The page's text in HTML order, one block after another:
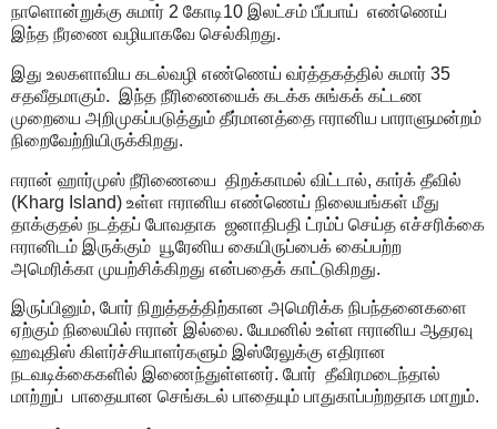
நாளொன்றுக்கு சுமார் 2 கோடி10 இலட்சம் பீப்பாய் எண்ணெய்
இந்த நீரணை வழியாகவே செல்கிறது.
இது உலகளாவிய கடல்வழி எண்ணெய் வர்த்தகத்தில் சுமார் 35
சதவீதமாகும். இந்த நீரிணையைக் கடக்க சுங்கக் கட்டண
முறையை அறிமுகப்படுத்தும் தீர்மானத்தை ஈரானிய பாராளுமன்றம்
நிறைவேற்றியிருக்கிறது.
ஈரான் ஹார்முஸ் நீரிணையை திறக்காமல் விட்டால், கார்க் தீவில்
(Kharg Island) உள்ள ஈரானிய எண்ணெய் நிலையங்கள் மீது
தாக்குதல் நடத்தப் போவதாக ஜனாதிபதி ட்ரம்ப் செய்த எச்சரிக்கை
ஈரானிடம் இருக்கும் யூரேனிய கையிருப்பைக் கைப்பற்ற
அமெரிக்கா முயற்சிக்கிறது என்பதைக் காட்டுகிறது.
இருப்பினும், போர் நிறுத்தத்திற்கான அமெரிக்க நிபந்தனைகளை
ஏற்கும் நிலையில் ஈரான் இல்லை. யேமனில் உள்ள ஈரானிய ஆதரவு
ஹவுதிஸ் கிளர்ச்சியாளர்களும் இஸ்ரேலுக்கு எதிரான
நடவடிக்கைகளில் இணைந்துள்ளனர். போர் தீவிரமடைந்தால்
மாற்றுப் பாதையான செங்கடல் பாதையும் பாதுகாப்பற்றதாக மாறும்.